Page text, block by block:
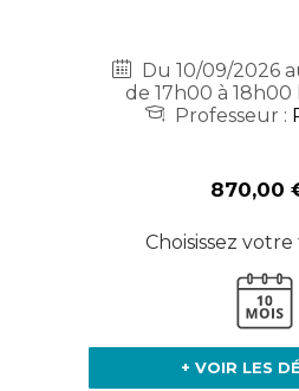
Du 10/09/2026
de 17h00 à
Professeur :
870,00
Choisissez
+ VOIR LES